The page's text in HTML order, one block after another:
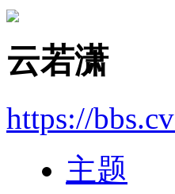
云若潇
https://
主题